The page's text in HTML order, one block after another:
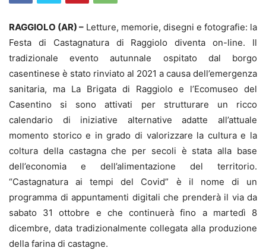
RAGGIOLO (AR) – Letture, memorie, disegni e fotografie: la
Festa di Castagnatura di Raggiolo diventa on-line. Il
tradizionale evento autunnale ospitato dal borgo
casentinese è stato rinviato al 2021 a causa dell’emergenza
sanitaria, ma La Brigata di Raggiolo e l’Ecomuseo del
Casentino si sono attivati per strutturare un ricco
calendario di iniziative alternative adatte all’attuale
momento storico e in grado di valorizzare la cultura e la
coltura della castagna che per secoli è stata alla base
dell’economia e dell’alimentazione del territorio.
“Castagnatura ai tempi del Covid” è il nome di un
programma di appuntamenti digitali che prenderà il via da
sabato 31 ottobre e che continuerà fino a martedì 8
dicembre, data tradizionalmente collegata alla produzione
della farina di castagne.